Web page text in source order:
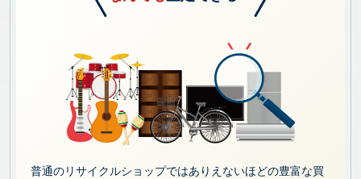
普通のリサイクルショップではありえないほどの豊富な買